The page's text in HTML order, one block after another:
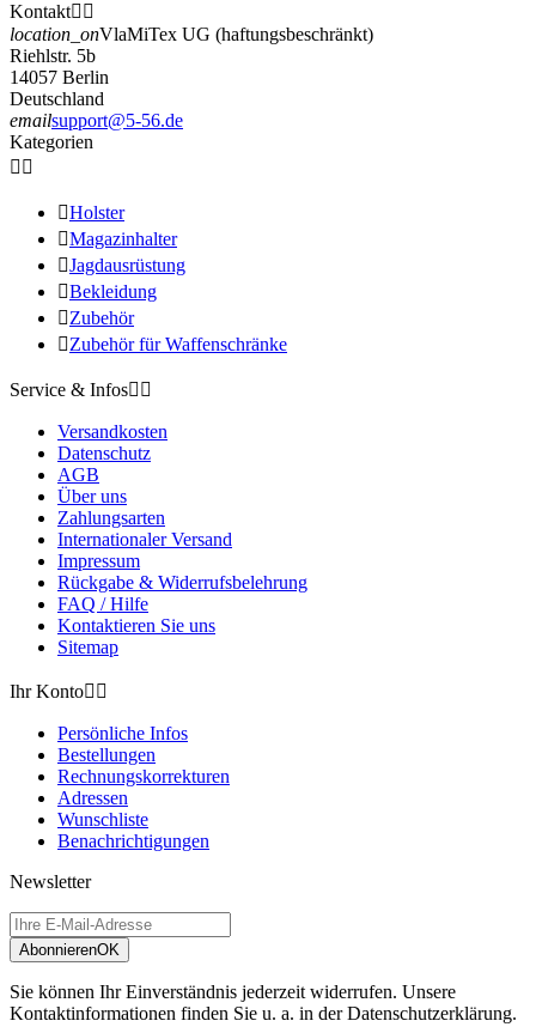
Kontakt 
location_onVlaMiTex UG (haftungsbeschränkt)
Riehlstr. 5b
14057 Berlin
Deutschland
emailsupport@5-56.de
Kategorien
 
Holster
Magazinhalter
Jagdausrüstung
Bekleidung
Zubehör
Zubehör für Waffenschränke
Service & Infos 
Versandkosten
Datenschutz
AGB
Über uns
Zahlungsarten
Internationaler Versand
Impressum
Rückgabe & Widerrufsbelehrung
FAQ / Hilfe
Kontaktieren Sie uns
Sitemap
Ihr Konto 
Persönliche Infos
Bestellungen
Rechnungskorrekturen
Adressen
Wunschliste
Benachrichtigungen
Newsletter
AbonnierenOK
Sie können Ihr Einverständnis jederzeit widerrufen. Unsere
Kontaktinformationen finden Sie u. a. in der Datenschutzerklärung.